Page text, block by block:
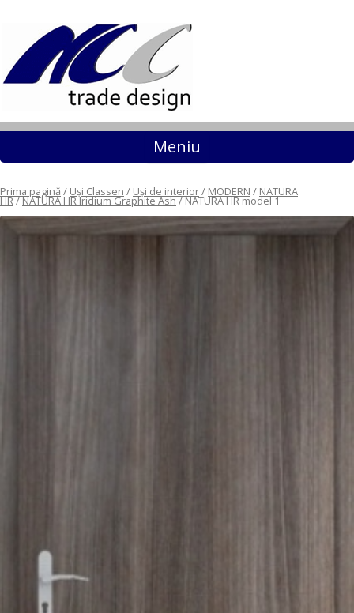
Meniu Sari la conținut
Prima pagină / Uși Classen / Uși de interior/ MODERN / NATURA
HR/NATURA HR Iridium Graphite Ash/ NATURA HR model 1